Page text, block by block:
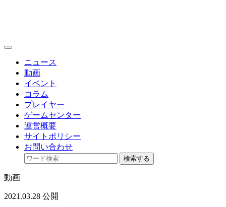
toggle
ニュース
動画
イベント
コラム
プレイヤー
ゲームセンター
運営概要
サイトポリシー
お問い合わせ
検索する
動画
2021.03.28 公開